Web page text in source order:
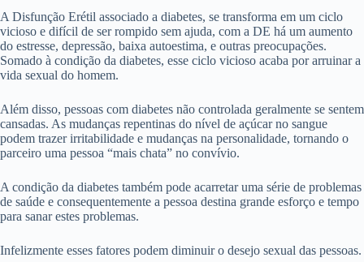
A Disfunção Erétil associado a diabetes, se transforma em um ciclo
vicioso e difícil de ser rompido sem ajuda, com a DE há um aumento
do estresse, depressão, baixa autoestima, e outras preocupações.
Somado à condição da diabetes, esse ciclo vicioso acaba por arruinar a
vida sexual do homem.
Além disso, pessoas com diabetes não controlada geralmente se sentem
cansadas. As mudanças repentinas do nível de açúcar no sangue
podem trazer irritabilidade e mudanças na personalidade, tornando o
parceiro uma pessoa “mais chata” no convívio.
A condição da diabetes também pode acarretar uma série de problemas
de saúde e consequentemente a pessoa destina grande esforço e tempo
para sanar estes problemas.
Infelizmente esses fatores podem diminuir o desejo sexual das pessoas.